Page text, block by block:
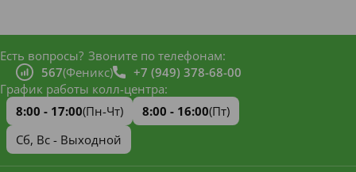
ая
обычно
й воде,
цвет
прозрач
ный
Есть вопросы? Звоните по телефонам:
567(Феникс)
+7 (949) 378-68-00
График работы колл-центра:
8:00 - 17:00(Пн-Чт) 8:00 - 16:00(Пт)
Сб, Вс - Выходной